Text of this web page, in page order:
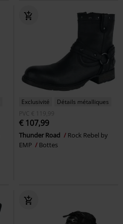
Exclusivité
Détails métalliques
PVC € 119,99
€ 107,99
Thunder Road
Rock Rebel by
EMP
Bottes